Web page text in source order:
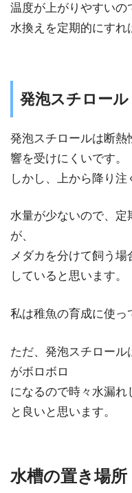
温度が上がりやすいの
水換えを定期的にすれ
発泡スチロール
発泡スチロールは断熱
響を受けにくいです。
しかし、上から降り注
水量が少ないので、定
が、
メダカを分けて飼う
していると思います。
私は稚魚の育成に使っ
ただ、発泡スチロー
がボロボロ
になるので時々水漏れ
と良いと思います。
水槽の置き場所